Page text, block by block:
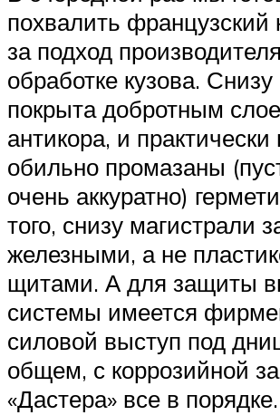
похвалить французский
за подход
обработке кузова.
покрыта добротным
антикора, и
обильно промазаны
очень аккуратно)
того, снизу магистрали
железными, а не
щитами. А для защиты
системы имеется
силовой выступ под
общем, с коррозийной
«Дастера» все в порядке.